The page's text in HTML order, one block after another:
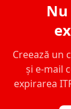
Creează un
și e-mail
expirarea